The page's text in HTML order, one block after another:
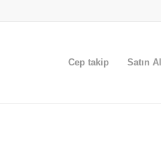
Cep takip Satın Al